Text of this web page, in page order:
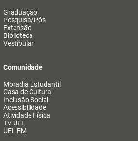
Graduação
Pesquisa/Pós
Extensão
Biblioteca
Vestibular
Comunidade
Moradia Estudantil
Casa de Cultura
Inclusão Social
Acessibilidade
Atividade Física
TV UEL
UEL FM